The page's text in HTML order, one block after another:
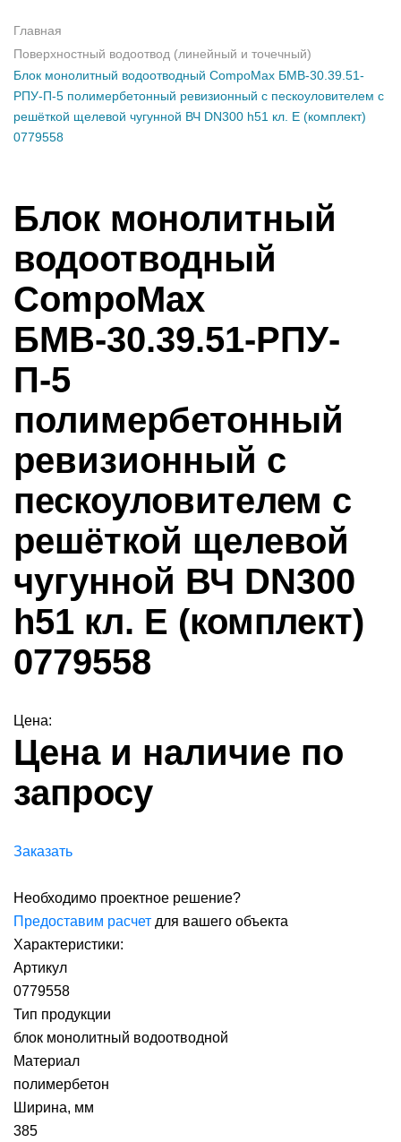
Главная
Поверхностный водоотвод (линейный и точечный)
Блок монолитный водоотводный CompoMax БМВ-30.39.51-
РПУ-П-5 полимербетонный ревизионный с пескоуловителем с
решёткой щелевой чугунной ВЧ DN300 h51 кл. E (комплект)
0779558
Блок монолитный
водоотводный
CompoMax
БМВ-30.39.51-РПУ-
П-5
полимербетонный
ревизионный с
пескоуловителем с
решёткой щелевой
чугунной ВЧ DN300
h51 кл. E (комплект)
0779558
Цена:
Цена и наличие по
запросу
Заказать
Необходимо проектное решение?
Предоставим расчет для вашего объекта
Характеристики:
Артикул
0779558
Тип продукции
блок монолитный водоотводной
Материал
полимербетон
Ширина, мм
385